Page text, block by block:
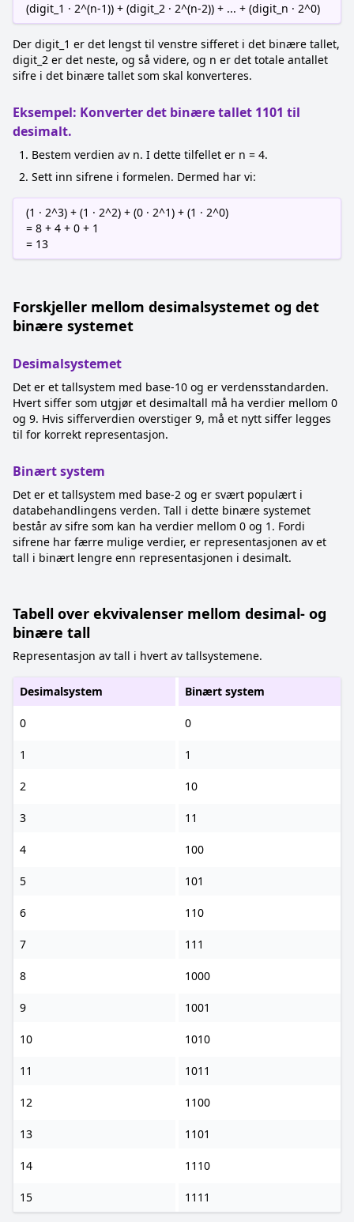
(digit_1 · 2^(n-1)) + (digit_2 · 2^(n-2)) + ... + (digit_n · 2^0)
Der digit_1 er det lengst til venstre sifferet i det binære tallet,
digit_2 er det neste, og så videre, og n er det totale antallet
sifre i det binære tallet som skal konverteres.
Eksempel: Konverter det binære tallet 1101 til
desimalt.
Bestem verdien av n. I dette tilfellet er n = 4.
Sett inn sifrene i formelen. Dermed har vi:
(1 · 2^3) + (1 · 2^2) + (0 · 2^1) + (1 · 2^0)
= 8 + 4 + 0 + 1
= 13
Forskjeller mellom desimalsystemet og det
binære systemet
Desimalsystemet
Det er et tallsystem med base-10 og er verdensstandarden.
Hvert siffer som utgjør et desimaltall må ha verdier mellom 0
og 9. Hvis sifferverdien overstiger 9, må et nytt siffer legges
til for korrekt representasjon.
Binært system
Det er et tallsystem med base-2 og er svært populært i
databehandlingens verden. Tall i dette binære systemet
består av sifre som kan ha verdier mellom 0 og 1. Fordi
sifrene har færre mulige verdier, er representasjonen av et
tall i binært lengre enn representasjonen i desimalt.
Tabell over ekvivalenser mellom desimal- og
binære tall
Representasjon av tall i hvert av tallsystemene.
Desimalsystem Binært system
0 0
1 1
2 10
3 11
4 100
5 101
6 110
7 111
8 1000
9 1001
10 1010
11 1011
12 1100
13 1101
14 1110
15 1111